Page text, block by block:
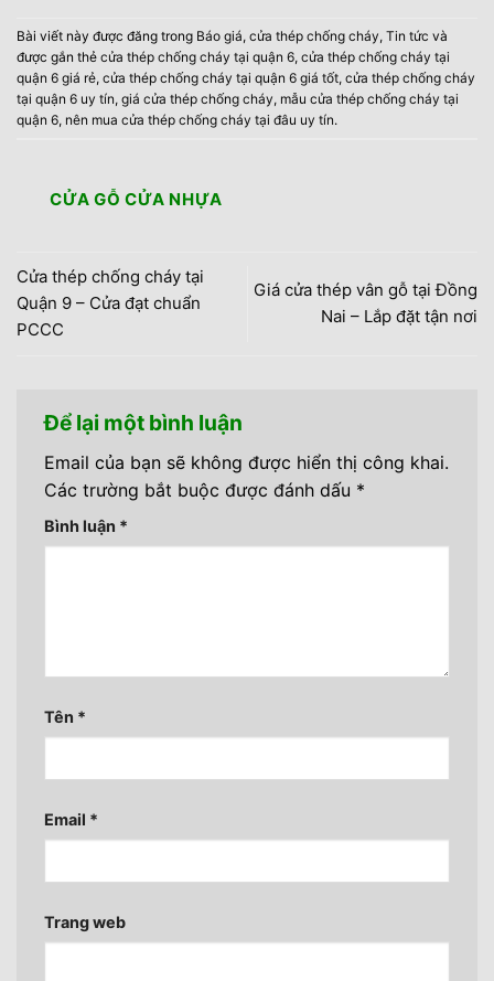
Bài viết này được đăng trong Báo giá, cửa thép chống cháy, Tin tức và
được gắn thẻ cửa thép chống cháy tại quận 6, cửa thép chống cháy tại
quận 6 giá rẻ, cửa thép chống cháy tại quận 6 giá tốt, cửa thép chống cháy
tại quận 6 uy tín, giá cửa thép chống cháy, mẫu cửa thép chống cháy tại
quận 6, nên mua cửa thép chống cháy tại đâu uy tín.
CỬA GỖ CỬA NHỰA
Cửa thép chống cháy tại
Quận 9 – Cửa đạt chuẩn
PCCC
Giá cửa thép vân gỗ tại Đồng
Nai – Lắp đặt tận nơi
Để lại một bình luận
Email của bạn sẽ không được hiển thị công khai.
Các trường bắt buộc được đánh dấu *
Bình luận *
Tên *
Email *
Trang web